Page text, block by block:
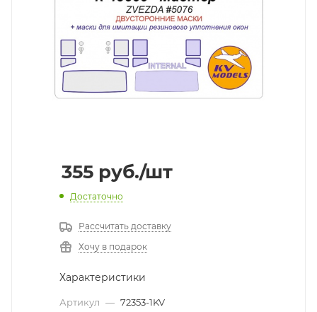
355 руб./шт
Достаточно
Рассчитать доставку
Хочу в подарок
Характеристики
Артикул — 72353-1KV